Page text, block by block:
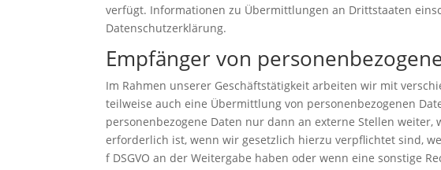
verfügt. Informationen zu Übermittlungen an Drittstaaten
Datenschutzerklärung.
Empfänger von
Im Rahmen unserer Geschäftstätigkeit arbeiten wir mit
teilweise auch eine Übermittlung von personenbezogenen
personenbezogene Daten nur dann an externe Stellen
erforderlich ist, wenn wir gesetzlich hierzu verpflichtet sind,
f DSGVO an der Weitergabe haben oder wenn eine sonstige